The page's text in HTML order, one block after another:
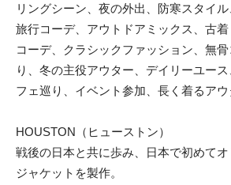
リングシーン、夜の外出、防寒スタイル
旅行コーデ、アウトドアミックス、古
コーデ、クラシックファッション、無
り、冬の主役アウター、デイリーユー
フェ巡り、イベント参加、長く着るア
HOUSTON（ヒューストン）
戦後の日本と共に歩み、日本で初めて
ジャケットを製作。